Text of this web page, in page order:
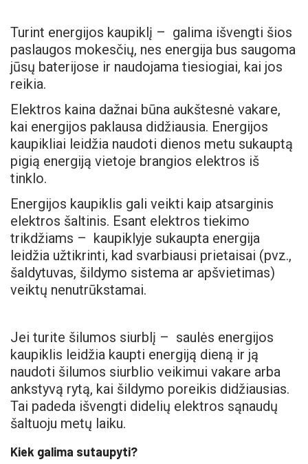
Turint energijos kaupiklį – galima išvengti šios
paslaugos mokesčių, nes energija bus saugoma
jūsų baterijose ir naudojama tiesiogiai, kai jos
reikia.
Elektros kaina dažnai būna aukštesnė vakare,
kai energijos paklausa didžiausia. Energijos
kaupikliai leidžia naudoti dienos metu sukauptą
pigią energiją vietoje brangios elektros iš
tinklo.
Energijos kaupiklis gali veikti kaip atsarginis
elektros šaltinis. Esant elektros tiekimo
trikdžiams – kaupiklyje sukaupta energija
leidžia užtikrinti, kad svarbiausi prietaisai (pvz.,
šaldytuvas, šildymo sistema ar apšvietimas)
veiktų nenutrūkstamai.
Jei turite šilumos siurblį – saulės energijos
kaupiklis leidžia kaupti energiją dieną ir ją
naudoti šilumos siurblio veikimui vakare arba
ankstyvą rytą, kai šildymo poreikis didžiausias.
Tai padeda išvengti didelių elektros sąnaudų
šaltuoju metų laiku.
Kiek galima sutaupyti?